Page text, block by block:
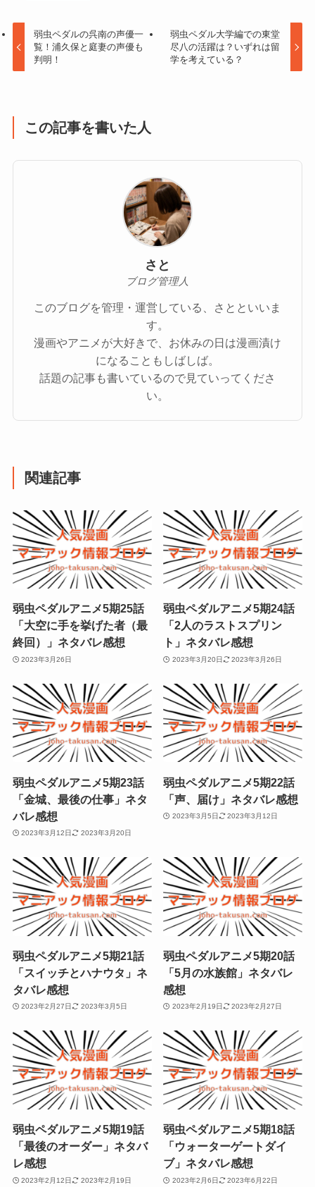
弱虫ペダルの呉南の声優一
覧！浦久保と庭妻の声優も
判明！
弱虫ペダル大学編での東堂
尽八の活躍は？いずれは留
学を考えている？
この記事を書いた人
さと
ブログ管理人
このブログを管理・運営している、さとといいま
す。
漫画やアニメが大好きで、お休みの日は漫画漬け
になることもしばしば。
話題の記事も書いているので見ていってくださ
い。
関連記事
弱虫ペダルアニメ5期25話
「大空に手を挙げた者（最
終回）」ネタバレ感想
2023年3月26日
弱虫ペダルアニメ5期24話
「2人のラストスプリン
ト」ネタバレ感想
2023年3月20日 2023年3月26日
弱虫ペダルアニメ5期23話
「金城、最後の仕事」ネタ
バレ感想
2023年3月12日 2023年3月20日
弱虫ペダルアニメ5期22話
「声、届け」ネタバレ感想
2023年3月5日 2023年3月12日
弱虫ペダルアニメ5期21話
「スイッチとハナウタ」ネ
タバレ感想
2023年2月27日 2023年3月5日
弱虫ペダルアニメ5期20話
「5月の水族館」ネタバレ
感想
2023年2月19日 2023年2月27日
弱虫ペダルアニメ5期19話
「最後のオーダー」ネタバ
レ感想
2023年2月12日 2023年2月19日
弱虫ペダルアニメ5期18話
「ウォーターゲートダイ
ブ」ネタバレ感想
2023年2月6日 2023年6月22日